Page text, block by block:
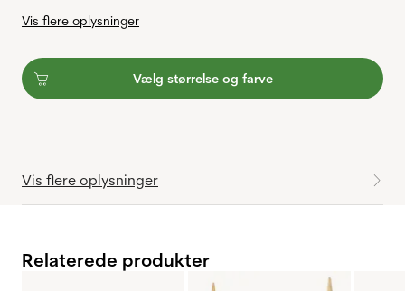
Vis flere oplysninger
Vælg størrelse og farve
Vis flere oplysninger
Relaterede produkter